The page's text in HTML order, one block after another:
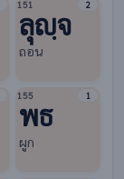
151 2
ลุญฺจ
ถอน
155 1
พธ
ผูก